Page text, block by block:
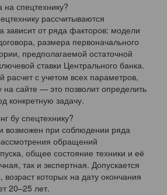
на спецтехнику?
рассчитываются
зависит от ряда факторов: модели
размера первоначального
предполагаемой остаточной
ставки Центрального банка.
расчет с учетом всех параметров,
на сайте — это позволит определить
конкретную задачу.
бу спецтехнику?
возможен при соблюдении ряда
обращений
общее состояние техники и её
так и экспертная. Допускается
которых на дату окончания
20–25 лет.